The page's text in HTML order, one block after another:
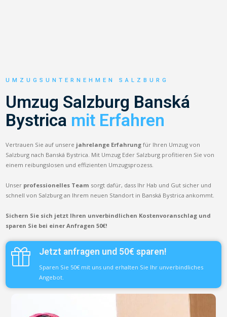
UMZUGSUNTERNEHMEN SALZBURG
Umzug Salzburg Banská
Bystrica mit Erfahren
Vertrauen Sie auf unsere jahrelange Erfahrung für Ihren Umzug von
Salzburg nach Banská Bystrica. Mit Umzug Eder Salzburg profitieren Sie von
einem reibungslosen und effizienten Umzugsprozess.
Unser professionelles Team sorgt dafür, dass Ihr Hab und Gut sicher und
schnell von Salzburg an Ihrem neuen Standort in Banská Bystrica ankommt.
Sichern Sie sich jetzt Ihren unverbindlichen Kostenvoranschlag und
sparen Sie bei einer Anfragen 50€!
Jetzt anfragen und 50€ sparen!
Sparen Sie 50€ mit uns und erhalten Sie Ihr unverbindliches
Angebot.